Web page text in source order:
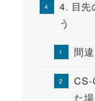
4. 目先
う
間
CS-
た